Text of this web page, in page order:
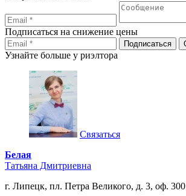
Подписаться на снижение цены
Узнайте больше у риэлтора
Связаться
Белая
Татьяна Дмитриевна
г. Липецк, пл. Петра Великого, д. 3, оф. 300